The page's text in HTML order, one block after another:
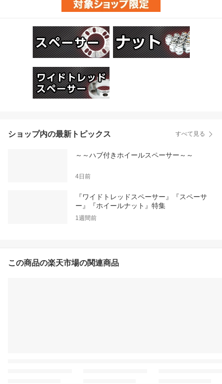
ショップ内の最新トピックス すべて見る
～～ハブ付きホイールスペーサー～～
4日前
『ワイドトレッドスペーサー』『スペーサ
ー』『ホイールナット』特集
1週間前
この商品の楽天市場の関連商品